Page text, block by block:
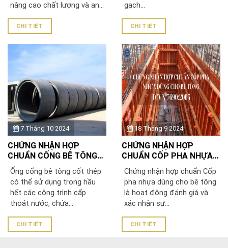
nâng cao chất lượng và an...
CHI TIẾT
gạch...
CHI TIẾT
7 Tháng 10 2024
CHỨNG NHẬN HỢP
CHUẨN CỐNG BÊ TÔNG
THEO TCVN 9113:2012
Ống cống bê tông cốt thép
có thể sử dụng trong hầu
hết các công trình cấp
thoát nước, chứa...
CHI TIẾT
18 Tháng 9 2024
CHỨNG NHẬN HỢP
CHUẨN CỐP PHA NHỰA
DÙNG CHO BÊ TÔNG
THEO TCVN 7690:2005
Chứng nhận hợp chuẩn Cốp
pha nhựa dùng cho bê tông
là hoạt động đánh giá và
xác nhận sự...
CHI TIẾT